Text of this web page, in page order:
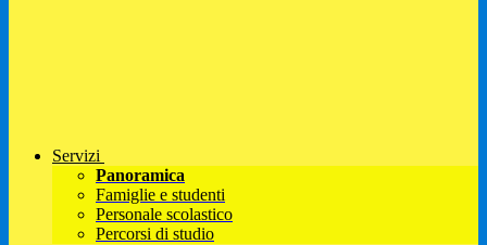
Servizi
Panoramica
Famiglie e studenti
Personale scolastico
Percorsi di studio